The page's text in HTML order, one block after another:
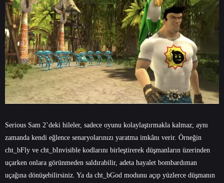
Serious Sam 2’deki hileler, sadece oyunu kolaylaştırmakla kalmaz; aynı
zamanda kendi eğlence senaryolarınızı yaratma imkânı verir. Örneğin
cht_bFly ve cht_bInvisible kodlarını birleştirerek düşmanların üzerinden
uçarken onlara görünmeden saldırabilir, adeta hayalet bombardıman
uçağına dönüşebilirsiniz. Ya da cht_bGod modunu açıp yüzlerce düşmanın